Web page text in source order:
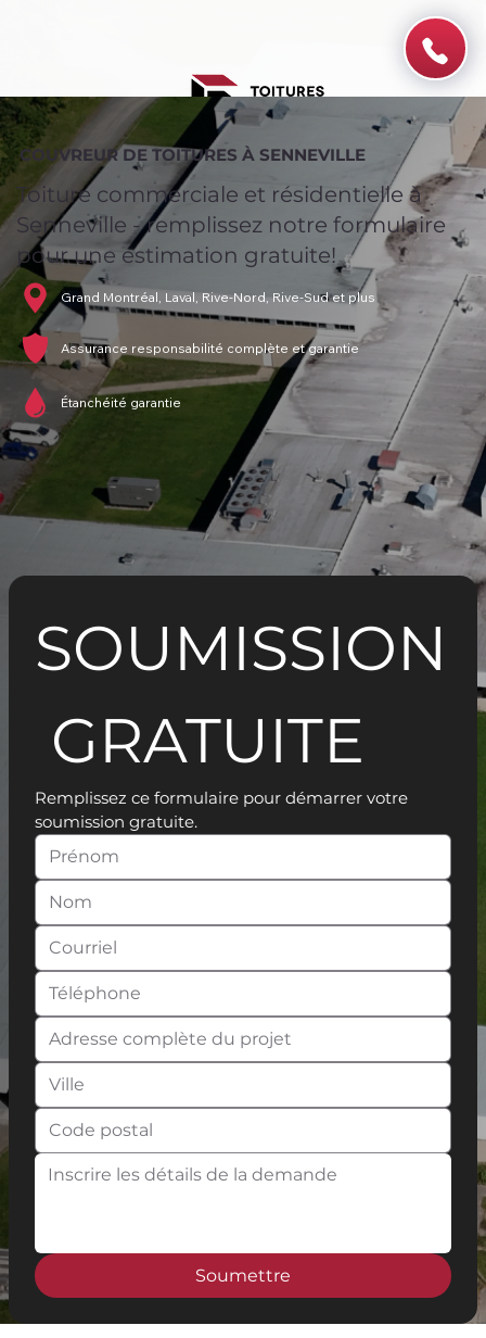
COUVREUR DE TOITURES À SENNEVILLE
Toiture commerciale et résidentielle à
Senneville - remplissez notre formulaire
pour une estimation gratuite!
Grand Montréal, Laval, Rive-Nord, Rive-Sud et plus
Assurance responsabilité complète et garantie
Étanchéité garantie
SOUMISSION
GRATUITE
Remplissez ce formulaire pour démarrer votre
soumission gratuite.
Soumettre